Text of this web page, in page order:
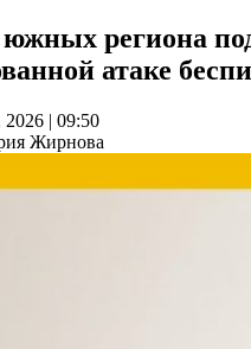
региона
атаке
2026 | 09:50
Жирнова